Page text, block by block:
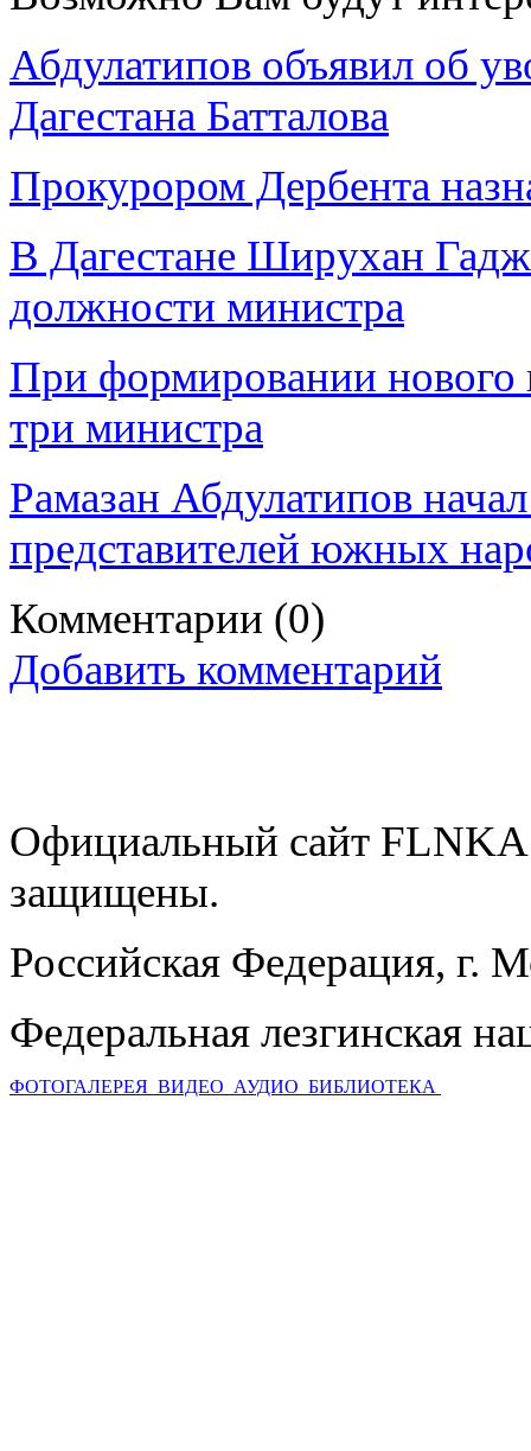
Абдулатипов объявил об
Дагестана Батталова
Прокурором Дербента
В Дагестане Ширухан
должности министра
При формировании нового
три министра
Рамазан Абдулатипов
представителей южных
Комментарии (0)
Добавить комментарий
Официальный сайт
защищены.
Российская Федерация, г.
Федеральная лезгинская
ФОТОГАЛЕРЕЯ ВИДЕО АУДИО БИБЛИОТЕКА